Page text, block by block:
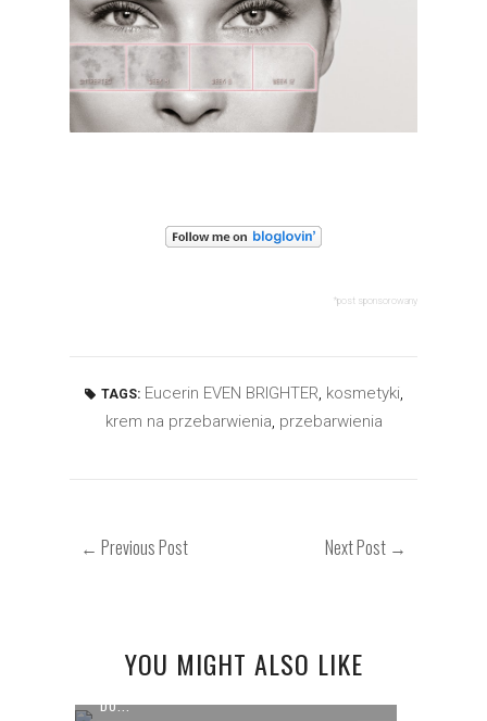
*post sponsorowany
TAGS: Eucerin EVEN BRIGHTER, kosmetyki,
krem na przebarwienia, przebarwienia
← Previous Post Next Post →
YOU MIGHT ALSO LIKE
DO...